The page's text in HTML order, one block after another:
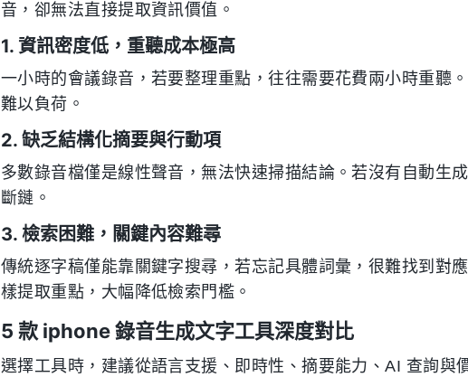
音，卻無法直接提取資訊價值。
1. 資訊密度低，重聽成本極高
一小時的會議錄音，若要整理重點，往往需要花費兩小時重聽
難以負荷。
2. 缺乏結構化摘要與行動項
多數錄音檔僅是線性聲音，無法快速掃描結論。若沒有自動生
斷鏈。
3. 檢索困難，關鍵內容難尋
傳統逐字稿僅能靠關鍵字搜尋，若忘記具體詞彙，很難找到對
樣提取重點，大幅降低檢索門檻。
5 款 iphone 錄音生成文字工具深度對比
選擇工具時，建議從語言支援、即時性、摘要能力、AI 查詢與